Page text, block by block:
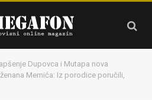
Dupovca i Mutapa nova
Memića: Iz porodice poručili,